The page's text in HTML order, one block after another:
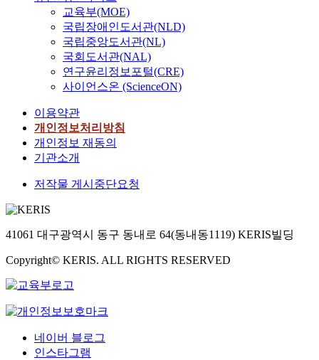
교육부(MOE)
국립장애인도서관(NLD)
국립중앙도서관(NL)
국회도서관(NAL)
연구윤리정보포털(CRE)
사이언스온 (ScienceON)
이용약관
개인정보처리방침
개인정보 재동의
기관소개
저작물 게시중단요청
41061 대구광역시 동구 동내로 64(동내동1119) KERIS빌딩
Copyright© KERIS. ALL RIGHTS RESERVED
네이버 블로그
인스타그램